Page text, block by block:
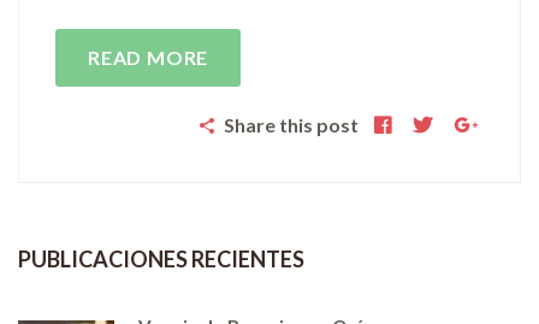
READ MORE
Share this post
PUBLICACIONES RECIENTES